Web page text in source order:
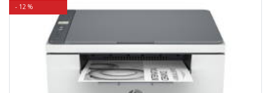
- 12 %